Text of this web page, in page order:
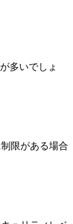
多いでしょ
限がある場合